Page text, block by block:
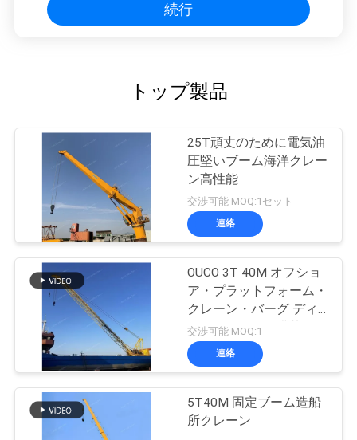
続行
トップ製品
25T頑丈のために電気油
圧堅いブーム海洋クレー
ン高性能
交渉可能 MOQ:1セット
連絡
OUCO 3T 40M オフショ
ア・プラットフォーム・
クレーン・バーグ ディ
ーゼルエンジン搭載
交渉可能 MOQ:1
連絡
5T40M 固定ブーム造船
所クレーン